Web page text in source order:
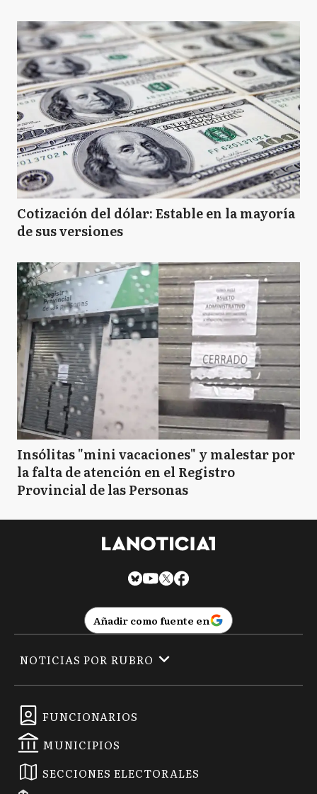
Cotización del dólar: Estable en la mayoría
de sus versiones
Insólitas "mini vacaciones" y malestar por
la falta de atención en el Registro
Provincial de las Personas
Añadir como fuente en
FUNCIONARIOS
MUNICIPIOS
SECCIONES ELECTORALES
NOTICIAS POR RUBRO